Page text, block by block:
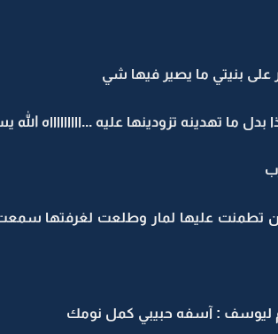
على بنيتي ما يصير فيها شي
ما تهدينه تزودينها عليه ...اااااااااه
تطمنت عليها لمار وطلعت لغرفتها
ليوسف : آسفه حبيبي كمل نومك